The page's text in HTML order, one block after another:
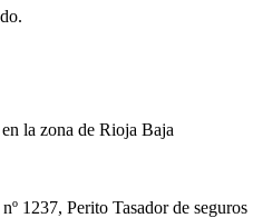
la zona de Rioja Baja
1237, Perito Tasador de seguros